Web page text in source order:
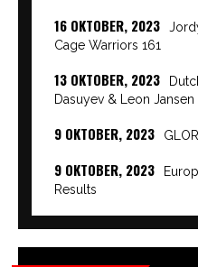
16 OKTOBER, 2023
Cage Warriors 161
13 OKTOBER, 2023
Dasuyev & Leon Jansen
9 OKTOBER, 2023
9 OKTOBER, 2023
Results